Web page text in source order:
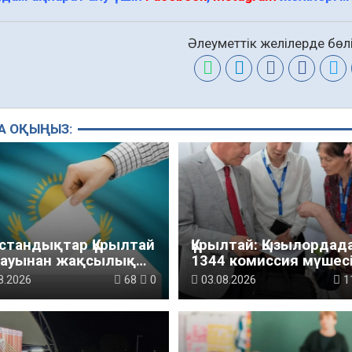
Әлеуметтік желілерде
ОҚЫҢЫЗ:
Құрылтай
жақсылық
– қоғамдық пікір
68 0
Құрылтай:
1344 комиссия
білімі жетілдіріледі
03.08.2026